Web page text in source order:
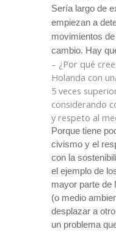
Sería largo de
empiezan a
movimientos
cambio. Hay
– ¿Por qué
Holanda con
5 veces
considerando
y respeto al
Porque tiene
civismo y el
con la
el ejemplo de
mayor parte de
(o medio
desplazar a
un problema